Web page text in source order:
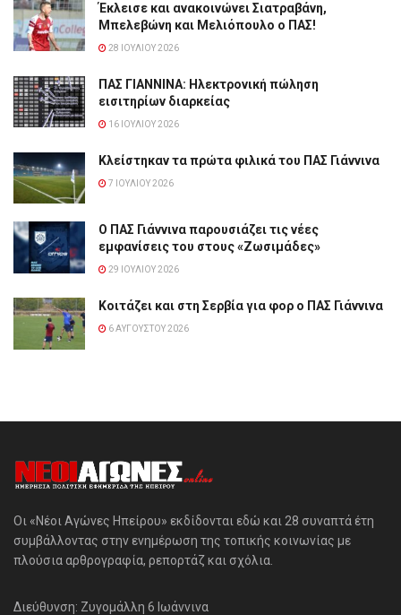
Έκλεισε και ανακοινώνει Σιατραβάνη,
Μπελεβώνη και Μελιόπουλο ο ΠΑΣ!
28 ΙΟΥΛΊΟΥ 2026
ΠΑΣ ΓΙΑΝΝΙΝΑ: Hλεκτρονική πώληση
εισιτηρίων διαρκείας
16 ΙΟΥΛΊΟΥ 2026
Κλείστηκαν τα πρώτα φιλικά του ΠΑΣ Γιάννινα
7 ΙΟΥΛΊΟΥ 2026
Ο ΠΑΣ Γιάννινα παρουσιάζει τις νέες
εμφανίσεις του στους «Ζωσιμάδες»
29 ΙΟΥΛΊΟΥ 2026
Κοιτάζει και στη Σερβία για φορ ο ΠΑΣ Γιάννινα
6 ΑΥΓΟΎΣΤΟΥ 2026
Οι «Νέοι Αγώνες Ηπείρου» εκδίδονται εδώ και 28 συναπτά έτη
συμβάλλοντας στην ενημέρωση της τοπικής κοινωνίας με
πλούσια αρθρογραφία, ρεπορτάζ και σχόλια.
Διεύθυνση: Ζυγομάλλη 6 Ιωάννινα